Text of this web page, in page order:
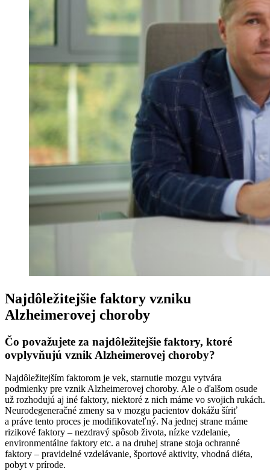
Najdôležitejšie faktory vzniku
Alzheimerovej choroby
Čo považujete za najdôležitejšie faktory, ktoré
ovplyvňujú vznik Alzheimerovej choroby?
Najdôležitejším faktorom je vek, starnutie mozgu vytvára
podmienky pre vznik Alzheimerovej choroby. Ale o ďalšom osude
už rozhodujú aj iné faktory, niektoré z nich máme vo svojich rukách.
Neurodegeneračné zmeny sa v mozgu pacientov dokážu šíriť
a práve tento proces je modifikovateľný. Na jednej strane máme
rizikové faktory – nezdravý spôsob života, nízke vzdelanie,
environmentálne faktory etc. a na druhej strane stoja ochranné
faktory – pravidelné vzdelávanie, športové aktivity, vhodná diéta,
pobyt v prírode.